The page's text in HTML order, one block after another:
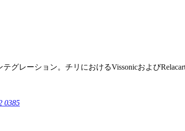
レーション。チリにおけるVissonicおよび
0385